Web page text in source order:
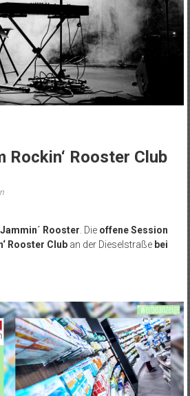
Rockin‘ Rooster Club
Jammin´ Rooster . Die offene Session
Rooster Cluban der Dieselstraße bei